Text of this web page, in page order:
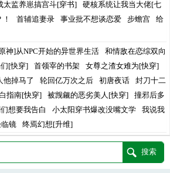
太监养崽搞宫斗[穿书]
硬核系统让我当大佬[七
首辅追妻录 事业批不想谈恋爱 步蟾宫
给
神]从NPC开始的异世界生活
和情敌在恋综双向
[快穿] 首领宰的书架
女尊之渣女难为[快穿]
他掉马了 轮回亿万次之后 初唐夜话
封刀十二
指南[快穿] 被觊觎的恶劣美人[快穿]
撞邪后多
想要我告白 小太阳穿书爆改没嘴文学
我说我
镜 终焉幻想[升维]